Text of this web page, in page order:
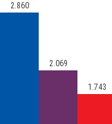
2.860
2.069
1.743